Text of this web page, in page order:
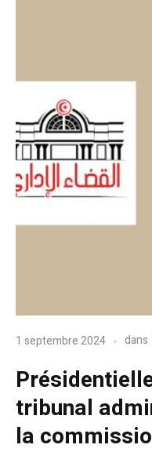
1 septembre 2024 dans
tribunal
la